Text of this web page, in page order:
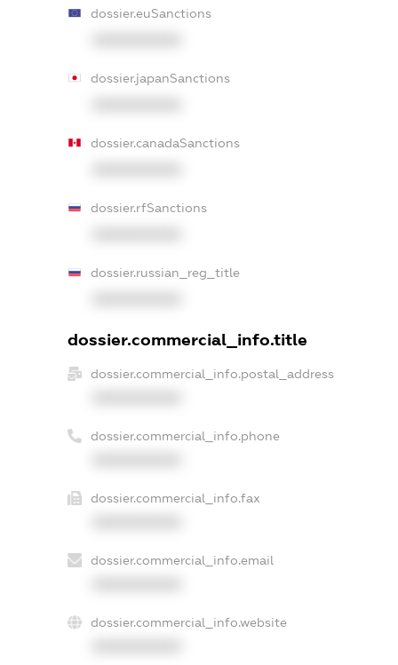
dossier.euSanctions
dossier.japanSanctions
dossier.canadaSanctions
dossier.rfSanctions
dossier.russian_reg_title
dossier.commercial_info.title
dossier.commercial_info.postal_address
dossier.commercial_info.phone
dossier.commercial_info.fax
dossier.commercial_info.email
dossier.commercial_info.website